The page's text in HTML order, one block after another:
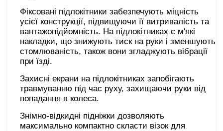
Фіксовані підлокітники забезпечують міцність
усієї конструкції, підвищуючи її витривалість та
вантажопідйомність. На підлокітниках є м'які
накладки, що знижують тиск на руки і зменшують
стомлюваність, також вони згладжують вібрації
при їзді.
Захисні екрани на підлокітниках запобігають
травмуванню під час руху, захищаючи руки від
попадання в колеса.
Знімно-відкидні підніжки дозволяють
максимально компактно скласти візок для